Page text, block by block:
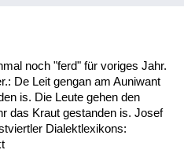
noch "ferd" für voriges Jahr.
De Leit gengan am Auniwant
is. Die Leute gehen den
das Kraut gestanden is. Josef
Dialektlexikons: